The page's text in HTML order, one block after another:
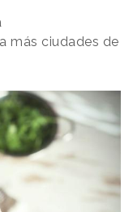
más ciudades de